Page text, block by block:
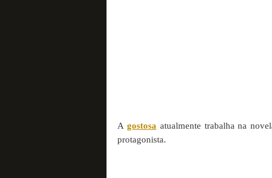
A gostosa atualmente trabalha na
protagonista.